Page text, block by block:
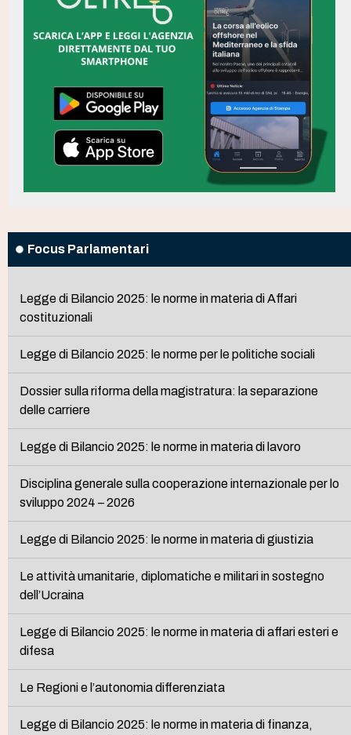
Focus Parlamentari
Legge di Bilancio 2025: le norme in materia di Affari
costituzionali
Legge di Bilancio 2025: le norme per le politiche sociali
Dossier sulla riforma della magistratura: la separazione
delle carriere
Legge di Bilancio 2025: le norme in materia di lavoro
Disciplina generale sulla cooperazione internazionale per lo
sviluppo 2024 – 2026
Legge di Bilancio 2025: le norme in materia di giustizia
Le attività umanitarie, diplomatiche e militari in sostegno
dell’Ucraina
Legge di Bilancio 2025: le norme in materia di affari esteri e
difesa
Le Regioni e l’autonomia differenziata
Legge di Bilancio 2025: le norme in materia di finanza,